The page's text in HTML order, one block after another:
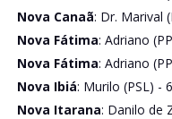
Nova Canaã: Dr. Marival
Nova Fátima: Adriano
Nova Fátima: Adriano
Nova Ibiá: Murilo (PSL) -
Nova Itarana: Danilo de